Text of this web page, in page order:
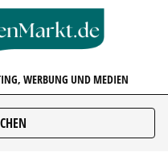
WERBUNG UND MEDIEN